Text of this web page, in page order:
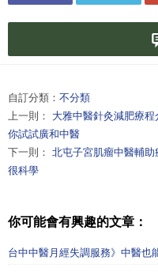
自訂分類： 不分類
上一則： 大雅中醫針灸減肥療
你試試廣和中醫
下一則： 北屯子宮肌瘤中醫輔
很科學
你可能會有興趣的文章：
台中中醫月經失調服務》中醫也